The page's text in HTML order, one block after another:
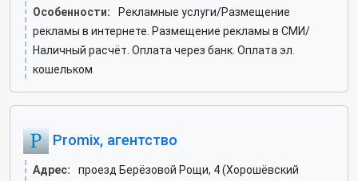
Особенности:
Рекламные услуги/Размещение
рекламы в интернете. Размещение рекламы в СМИ/
Наличный расчёт. Оплата через банк. Оплата эл.
кошельком
Promix, агентство
Адрес:
проезд Берёзовой Рощи, 4 (Хорошёвский